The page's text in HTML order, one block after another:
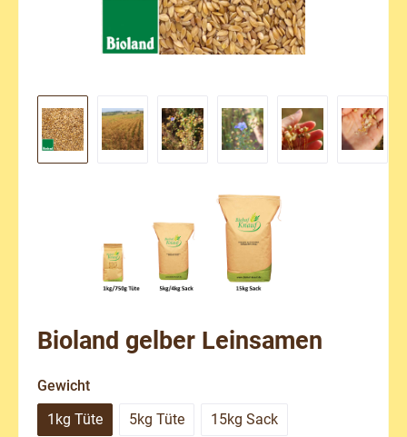
Bioland gelber Leinsamen
Gewichtauswählen
1kg Tüte 5kg Tüte 15kg Sack